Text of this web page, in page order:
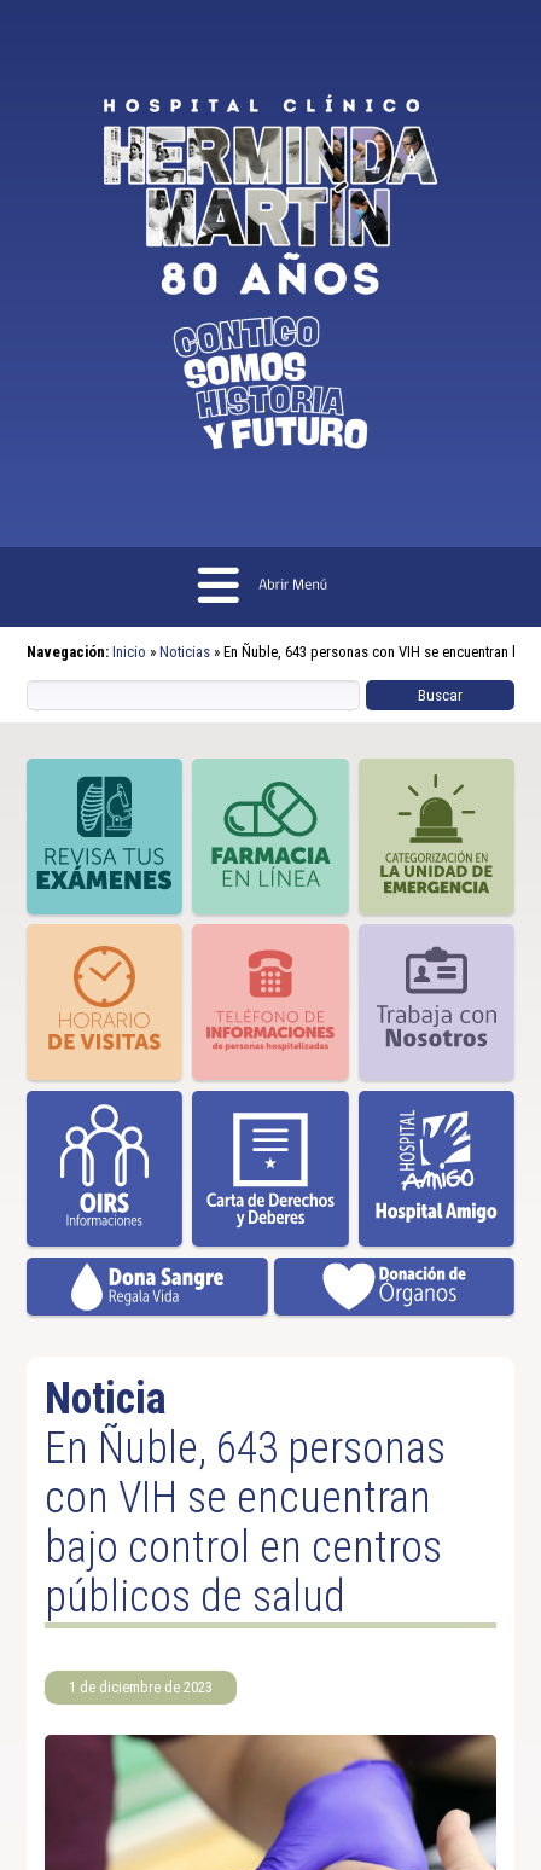
Navegación: Inicio » Noticias » En Ñuble, 643 personas con VIH se encuentran
Noticia
En Ñuble, 643 personas
con VIH se encuentran
bajo control en centros
públicos de salud
1 de diciembre de 2023